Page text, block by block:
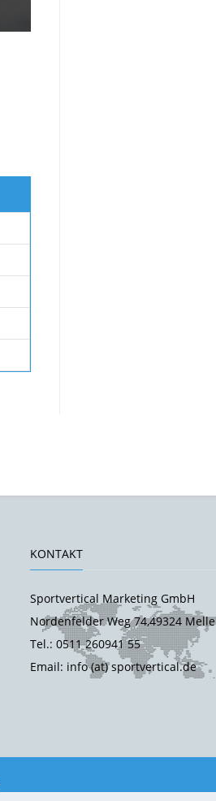
KONTAKT
Sportvertical Marketing GmbH
Nordenfelder Weg 74,49324 Melle
Tel.: 0511 260941 55
Email: info (at) sportvertical.de